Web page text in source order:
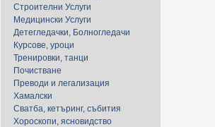
Строителни Услуги
Медицински Услуги
Детегледачки, Болногледачи
Курсове, уроци
Тренировки, танци
Почистване
Преводи и легализация
Хамалски
Сватба, кетъринг, събития
Хороскопи, ясновидство